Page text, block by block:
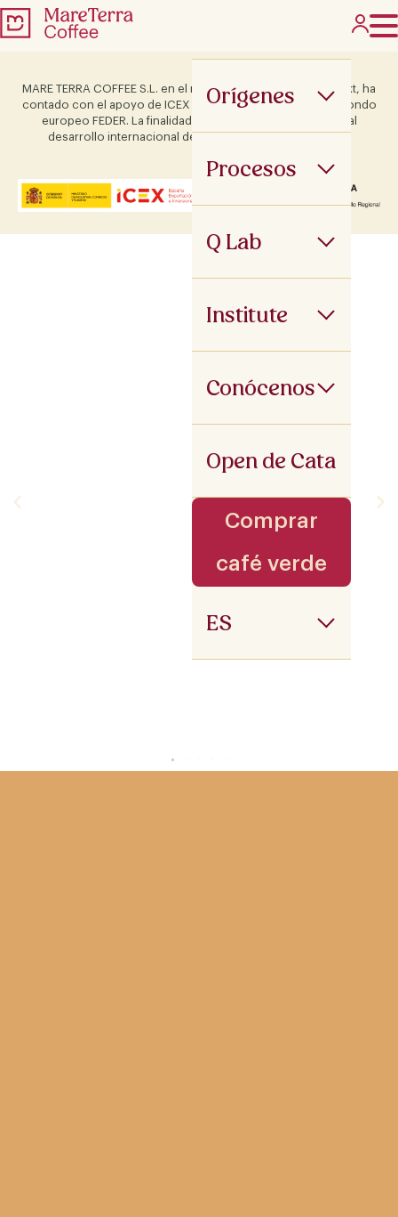
Orígenes
Procesos
Q Lab
Institute
Conócenos
Open de Cata
Comprar
café verde
ES
MARE TERRA COFFEE S.L. en el marco del Programa ICEX Next, ha
contado con el apoyo de ICEX y con la cofinanciación del fondo
europeo FEDER. La finalidad de este apoyo es contribuir al
desarrollo internacional de la empresa y de su entorno.